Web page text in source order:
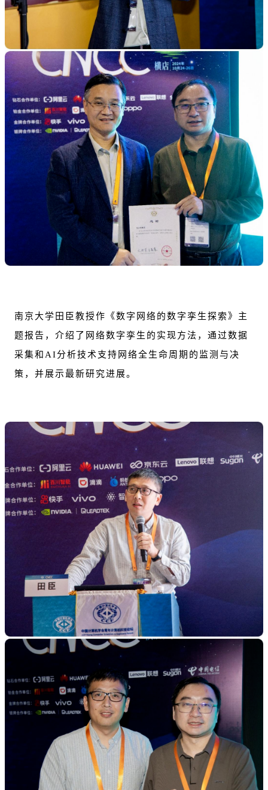
南京大学田臣教授作《数字网络的数字孪生探索》主
题报告，介绍了网络数字孪生的实现方法，通过数据
采集和AI分析技术支持网络全生命周期的监测与决
策，并展示最新研究进展。